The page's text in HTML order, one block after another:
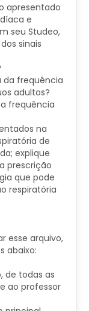
apresentado
e
seu Studeo,
sinais
da frequência
adultos?
frequência
na
de
explique
prescrição
que pode
respiratória
esse arquivo,
abaixo:​
de todas as
ao professor